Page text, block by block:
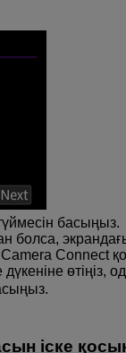
басыңыз.
болса,
Connect
өтіңіз,
іске